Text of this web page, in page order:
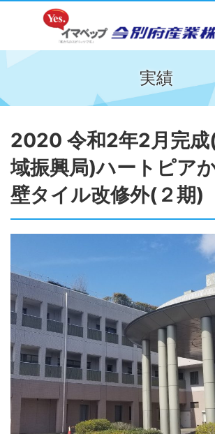
実績
2020 令和2年2月完成
域振興局)ハートピア
壁タイル改修外(２期)